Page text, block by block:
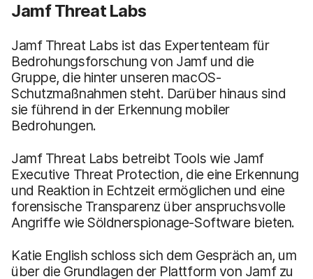
Jamf Threat Labs
Jamf Threat Labs ist das Expertenteam für
Bedrohungsforschung von Jamf und die
Gruppe, die hinter unseren macOS-
Schutzmaßnahmen steht. Darüber hinaus sind
sie führend in der Erkennung mobiler
Bedrohungen.
Jamf Threat Labs betreibt Tools wie Jamf
Executive Threat Protection, die eine Erkennung
und Reaktion in Echtzeit ermöglichen und eine
forensische Transparenz über anspruchsvolle
Angriffe wie Söldnerspionage-Software bieten.
Katie English schloss sich dem Gespräch an, um
über die Grundlagen der Plattform von Jamf zu